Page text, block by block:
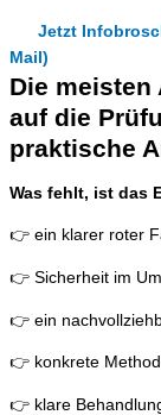
Jetzt
Mail)
Die
auf die
praktische
Was fehlt, ist das
👉 ein klarer roter
👉 Sicherheit im
👉 ein
👉 konkrete
👉 klare